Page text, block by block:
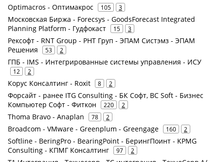
Optimacros - Оптимакрос 105 3
Московская Биржа - Forecsys - GoodsForecast Integrated
Planning Platform - Гудфокаст
15 3
Рексофт - RNT Group - РНТ Груп - ЭПАМ Систэмз - ЭПАМ
Решения
53 2
ГПБ - IMS - Интегрированные системы управления - ИСУ
12 2
Корус Консалтинг - Roxit 8 2
Форсайт - ранее ITG Consulting - БК Софт, BC Soft - Бизнес
Компьютер Софт - Фиткон
220 2
Thoma Bravo - Anaplan 78 2
Broadcom - VMware - Greenplum - Greengage 160 2
Softline - BeringPro - BearingPoint - БерингПоинт - KPMG
Consulting - КПМГ Консалтинг
97 2